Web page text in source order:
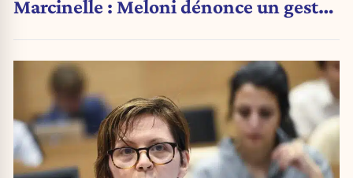
Marcinelle : Meloni dénonce un geste